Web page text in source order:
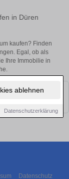
ablehnen
Datenschutzerklärung
in Düren
kaufen? Finden
Egal, ob als
Ihre Immobilie in
Schauen Sie
Datenschutz